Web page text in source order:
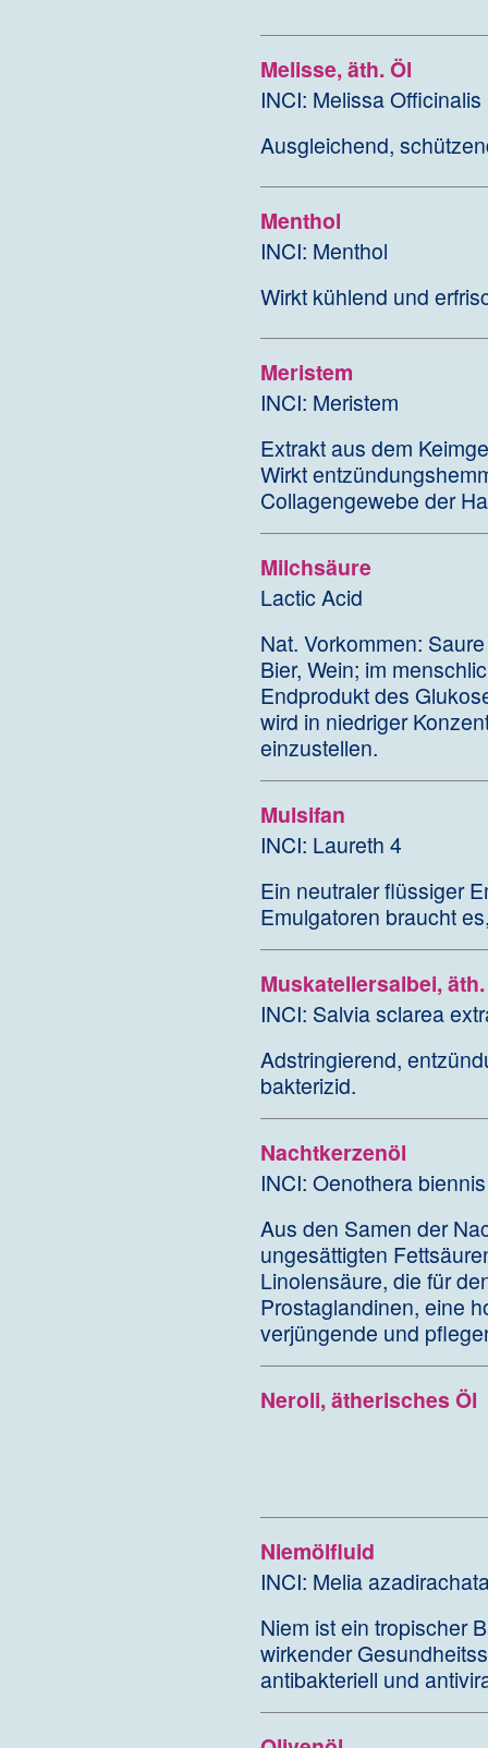
Melisse, äth. Öl
INCI: Melissa Officinalis
Ausgleichend,
Menthol
INCI: Menthol
Wirkt kühlend und
Meristem
INCI: Meristem
Extrakt aus dem
Wirkt
Collagengewebe der
Milchsäure
Lactic Acid
Nat. Vorkommen:
Bier, Wein; im
Endprodukt des
wird in niedriger
einzustellen.
Mulsifan
INCI: Laureth 4
Ein neutraler flüssiger
Emulgatoren braucht
Muskatellersalbei,
INCI: Salvia sclarea
Adstringierend,
bakterizid.
Nachtkerzenöl
INCI: Oenothera biennis
Aus den Samen der
ungesättigten
Linolensäure, die für
Prostaglandinen, eine
verjüngende und
Neroli, ätherisches Öl
Niemölfluid
INCI: Melia
Niem ist ein tropischer
wirkender
antibakteriell und